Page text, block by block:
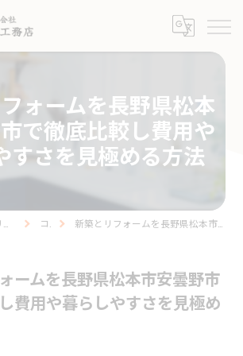
ォームを長野県松本
で徹底比較し費用や
すさを見極める方法
コラム 新築とリフォームを長野県松本市安曇野市で徹底比較し費用や暮らしやすさを見極める方法
ームを長野県松本市安曇野市
費用や暮らしやすさを見極め